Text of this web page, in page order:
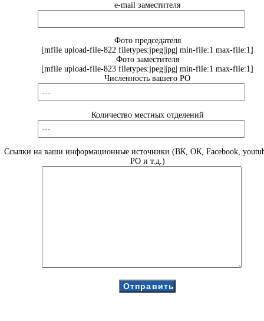
e-mail заместителя
Фото председателя
[mfile upload-file-822 filetypes:jpeg|jpg| min-file:1 max-file:1]
Фото заместителя
[mfile upload-file-823 filetypes:jpeg|jpg| min-file:1 max-file:1]
Численность вашего РО
Количество местных отделений
Ссылки на ваши информационные источники (ВК, ОК, Facebook,
РО и т.д.)